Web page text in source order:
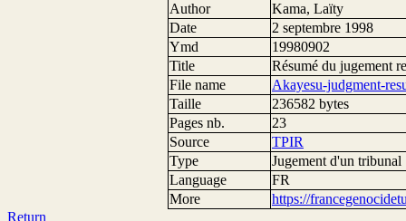
Author
Kama, Laïty
Date
2 septembre 1998
Ymd
19980902
Title
Résumé du jugement
File name
Akayesu-judgment-
Taille
236582 bytes
Pages nb.
23
Source
TPIR
Type
Jugement d'un tribunal
Language
FR
More
https://
Return